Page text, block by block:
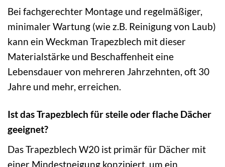
Bei fachgerechter Montage und regelmäßiger,
minimaler Wartung (wie z.B. Reinigung von Laub)
kann ein Weckman Trapezblech mit dieser
Materialstärke und Beschaffenheit eine
Lebensdauer von mehreren Jahrzehnten, oft 30
Jahre und mehr, erreichen.
Ist das Trapezblech für steile oder flache Dächer
geeignet?
Das Trapezblech W20 ist primär für Dächer mit
einer Mindestneigung konzipiert, um ein